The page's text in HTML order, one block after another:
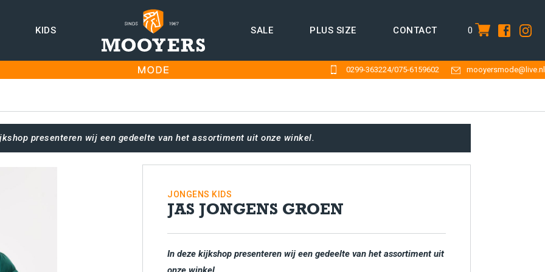
0 item
KIDS SALE PLUS SIZE CONTACT
0299-363224/075-6159602 mooyersmode@live.nl
presenteren wij een gedeelte van het assortiment uit onze winkel.
JONGENS KIDS
JAS JONGENS GROEN
In deze kijkshop presenteren wij een gedeelte van het assortiment uit